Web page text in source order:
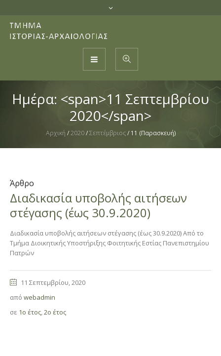
Ημέρα: <span>11 Σεπτεμβρίου
2020</span>
Αρχική /2020 /Σεπτέμβριος / 11 (Παρασκευή)
Άρθρο
Διαδικασία υποβολής αιτήσεων
στέγασης (έως 30.9.2020)
Διαδικασία υποβολής αιτήσεων στέγασης (έως 30.9.2020) Από το
Τμήμα Διοικητικής Υποστήριξης Φοιτητικής Εστίας Πανεπιστημίου
Πατρών
11 Σεπτεμβρίου, 2020
από webadmin
σε 1ο έτος,2ο έτος